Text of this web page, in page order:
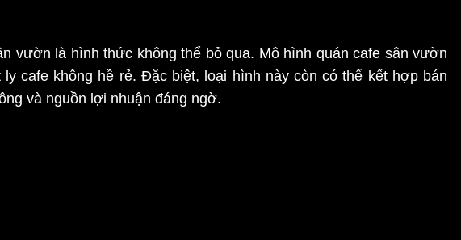
vườn là hình thức không thể bỏ qua. Mô hình quán cafe sân vườn
cafe không hề rẻ. Đặc biệt, loại hình này còn có thể kết hợp bán
và nguồn lợi nhuận đáng ngờ.